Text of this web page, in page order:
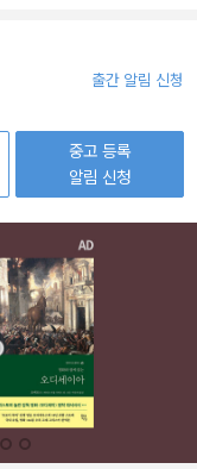
출간 알림 신청
중고 등록
알림 신청